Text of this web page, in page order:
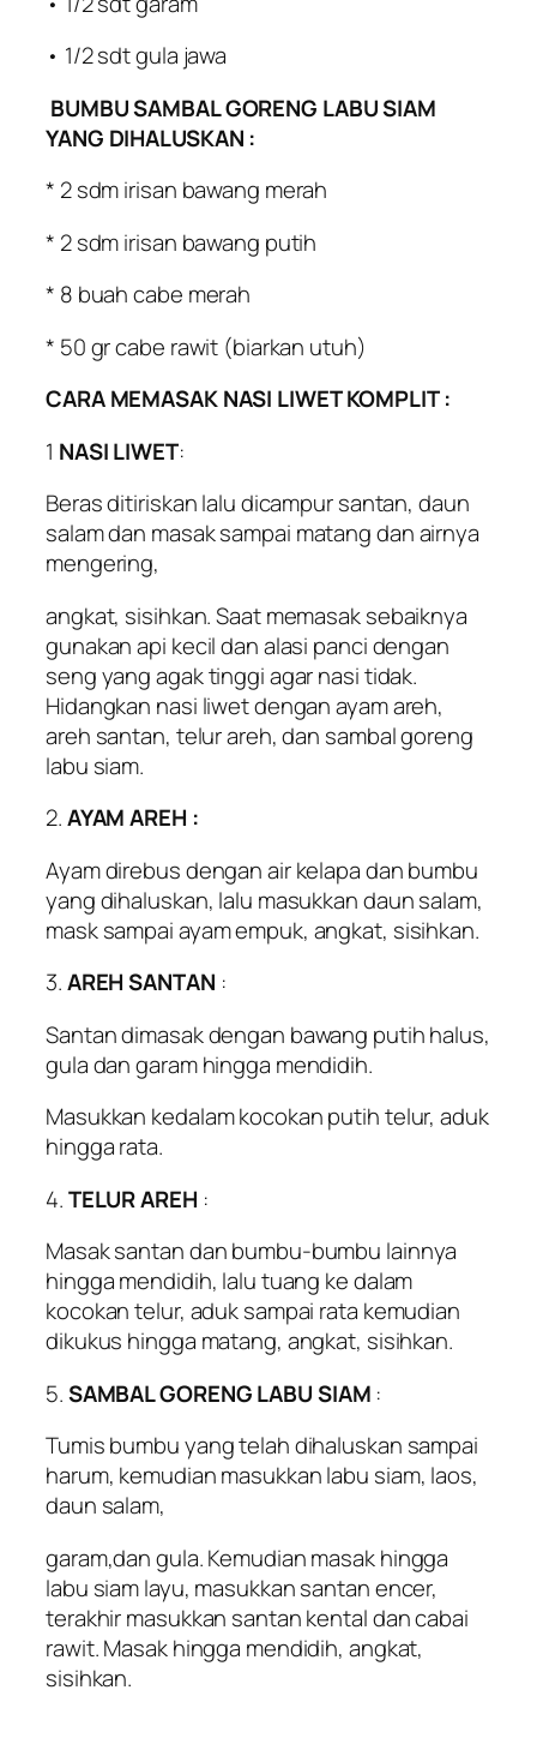
• 1/2 sdt gula jawa
BUMBU SAMBAL GORENG LABU SIAM
YANG DIHALUSKAN :
* 2 sdm irisan bawang merah
* 2 sdm irisan bawang putih
* 8 buah cabe merah
* 50 gr cabe rawit (biarkan utuh)
CARA MEMASAK NASI LIWET KOMPLIT :
1 NASI LIWET:
Beras ditiriskan lalu dicampur santan, daun
salam dan masak sampai matang dan airnya
mengering,
angkat, sisihkan. Saat memasak sebaiknya
gunakan api kecil dan alasi panci dengan
seng yang agak tinggi agar nasi tidak.
Hidangkan nasi liwet dengan ayam areh,
areh santan, telur areh, dan sambal goreng
labu siam.
2.AYAM AREH :
Ayam direbus dengan air kelapa dan bumbu
yang dihaluskan, lalu masukkan daun salam,
mask sampai ayam empuk, angkat, sisihkan.
3.AREH SANTAN :
Santan dimasak dengan bawang putih halus,
gula dan garam hingga mendidih.
Masukkan kedalam kocokan putih telur, aduk
hingga rata.
4.TELUR AREH :
Masak santan dan bumbu-bumbu lainnya
hingga mendidih, lalu tuang ke dalam
kocokan telur, aduk sampai rata kemudian
dikukus hingga matang, angkat, sisihkan.
5.SAMBAL GORENG LABU SIAM :
Tumis bumbu yang telah dihaluskan sampai
harum, kemudian masukkan labu siam, laos,
daun salam,
garam,dan gula. Kemudian masak hingga
labu siam layu, masukkan santan encer,
terakhir masukkan santan kental dan cabai
rawit. Masak hingga mendidih, angkat,
sisihkan.